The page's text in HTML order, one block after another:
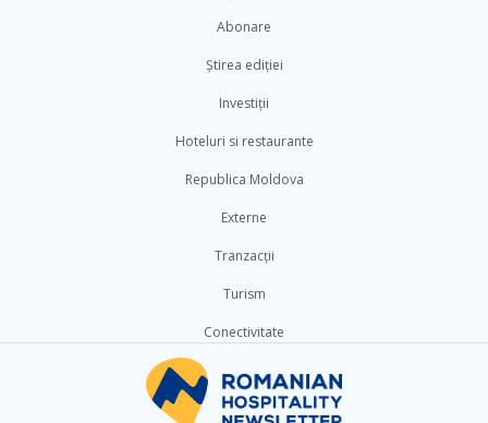
Abonare
Știrea ediției
Investiții
Hoteluri si restaurante
Republica Moldova
Externe
Tranzacții
Turism
Conectivitate